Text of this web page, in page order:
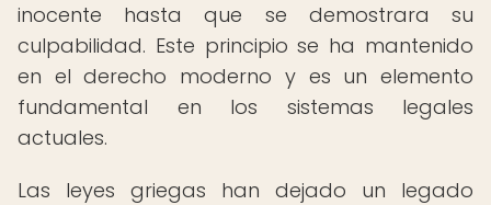
inocente hasta que se demostrara su
culpabilidad. Este principio se ha mantenido
en el derecho moderno y es un elemento
fundamental en los sistemas legales
actuales.
Las leyes griegas han dejado un legado